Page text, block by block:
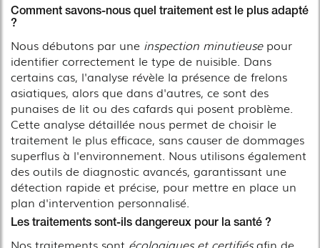
Comment savons-nous quel traitement est le plus adapté
?
Nous débutons par une inspection minutieusepour
identifier correctement le type de nuisible. Dans
certains cas, l'analyse révèle la présence de frelons
asiatiques, alors que dans d'autres, ce sont des
punaises de lit ou des cafards qui posent problème.
Cette analyse détaillée nous permet de choisir le
traitement le plus efficace, sans causer de dommages
superflus à l'environnement. Nous utilisons également
des outils de diagnostic avancés, garantissant une
détection rapide et précise, pour mettre en place un
plan d'intervention personnalisé.
Les traitements sont-ils dangereux pour la santé ?
Nos traitements sont écologiques et certifiésafin de